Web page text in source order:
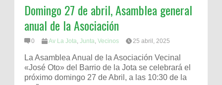
Domingo 27 de abril, Asamblea general
anual de la Asociación
0 Av La Jota, Junta, Vecinos 25 abril, 2025
La Asamblea Anual de la Asociación Vecinal
«José Oto» del Barrio de la Jota se celebrará el
próximo domingo 27 de Abril, a las 10:30 de la